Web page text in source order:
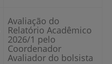
Avaliação do
Relatório Acadêmico
2026/1 pelo
Coordenador
Avaliador do bolsista